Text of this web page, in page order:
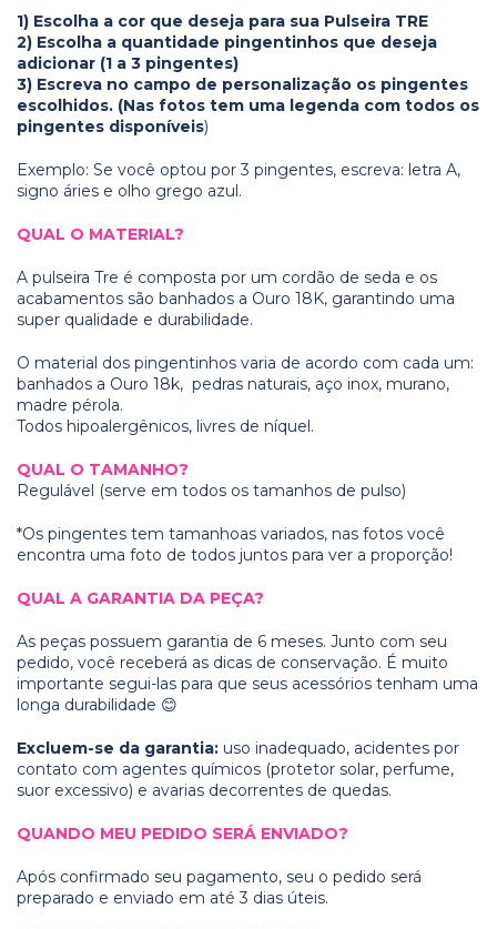
1) Escolha a cor que deseja para sua Pulseira TRE
2) Escolha a quantidade pingentinhos que deseja
adicionar (1 a 3 pingentes)
3) Escreva no campo de personalização os pingentes
escolhidos. (Nas fotos tem uma legenda com todos os
pingentes disponíveis)
Exemplo: Se você optou por 3 pingentes, escreva: letra A,
signo áries e olho grego azul.
QUAL O MATERIAL?
A pulseira Tre é composta por um cordão de seda e os
acabamentos são banhados a Ouro 18K, garantindo uma
super qualidade e durabilidade.
O material dos pingentinhos varia de acordo com cada um:
banhados a Ouro 18k, pedras naturais, aço inox, murano,
madre pérola.
Todos hipoalergênicos, livres de níquel.
QUAL O TAMANHO?
Regulável (serve em todos os tamanhos de pulso)
*Os pingentes tem tamanhoas variados, nas fotos você
encontra uma foto de todos juntos para ver a proporção!
QUAL A GARANTIA DA PEÇA?
As peças possuem garantia de 6 meses. Junto com seu
pedido, você receberá as dicas de conservação. É muito
importante segui-las para que seus acessórios tenham uma
longa durabilidade 😊
Excluem-se da garantia: uso inadequado, acidentes por
contato com agentes químicos (protetor solar, perfume,
suor excessivo) e avarias decorrentes de quedas.
QUANDO MEU PEDIDO SERÁ ENVIADO?
Após confirmado seu pagamento, seu o pedido será
preparado e enviado em até 3 dias úteis.